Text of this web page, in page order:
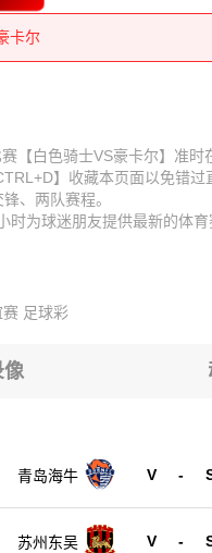
卡尔
卡尔
卡尔
尔
卡尔
卡尔
卡尔
尔
卡尔
白色骑士VS豪卡尔】准时
】收藏本页面以免错
、两队赛程。
为球迷朋友提供最新的体育
足球彩
像
青岛海牛 V -
苏州东吴 V -